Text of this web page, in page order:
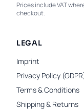
Prices include VAT
checkout.
LEGAL
Imprint
Privacy Policy
Terms & Conditions
Shipping & Returns